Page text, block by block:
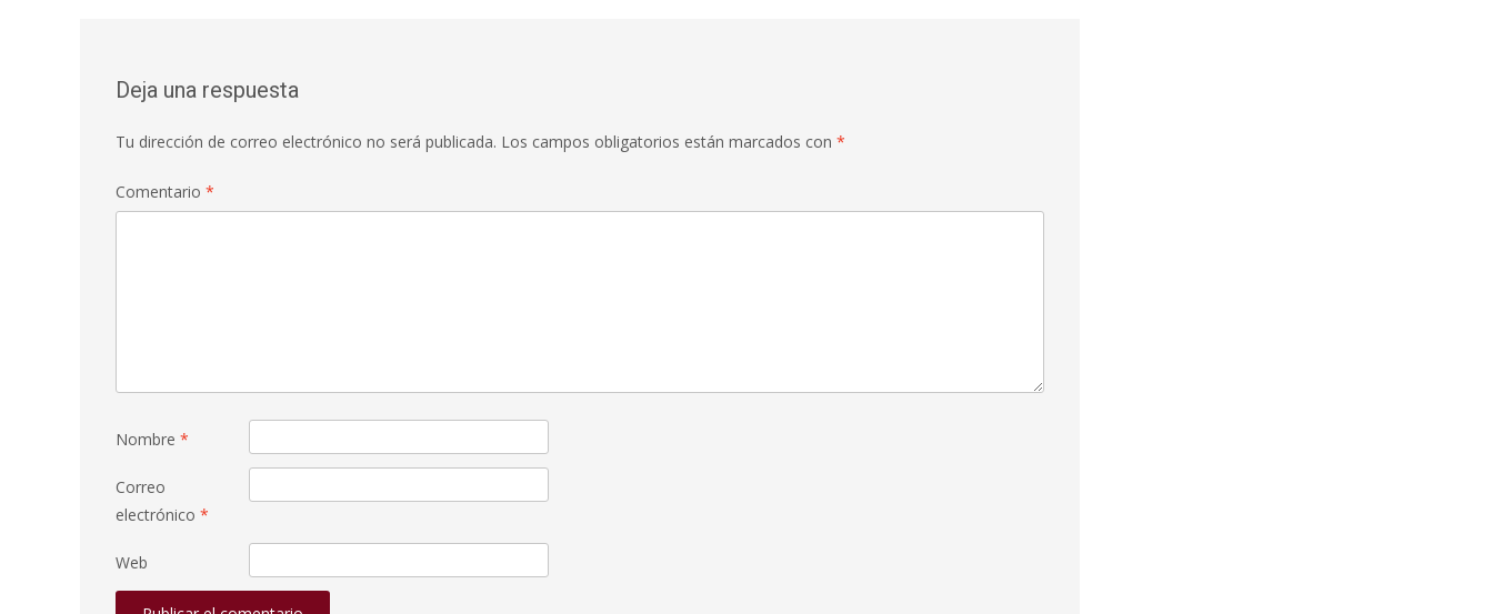
entradas
Deja una respuesta
Tu dirección de correo electrónico no será publicada. Los campos obligatorios están marcados con *
Comentario *
Nombre *
Correo
electrónico *
Web